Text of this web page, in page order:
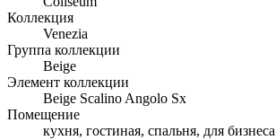
Коллекция
Venezia
Группа коллекции
Beige
Элемент коллекции
Beige Scalino Angolo Sx
Помещение
кухня, гостиная, спальня, для бизнеса